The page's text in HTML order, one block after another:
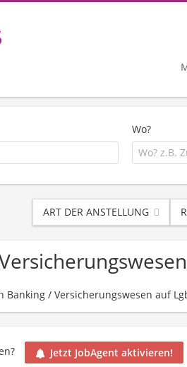
Wo?
ART DER ANSTELLUNG
/ Versicherungswesen auf
Jetzt JobAgent aktivieren!